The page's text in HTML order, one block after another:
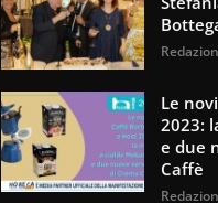
Le
2023:
e due
Caffè